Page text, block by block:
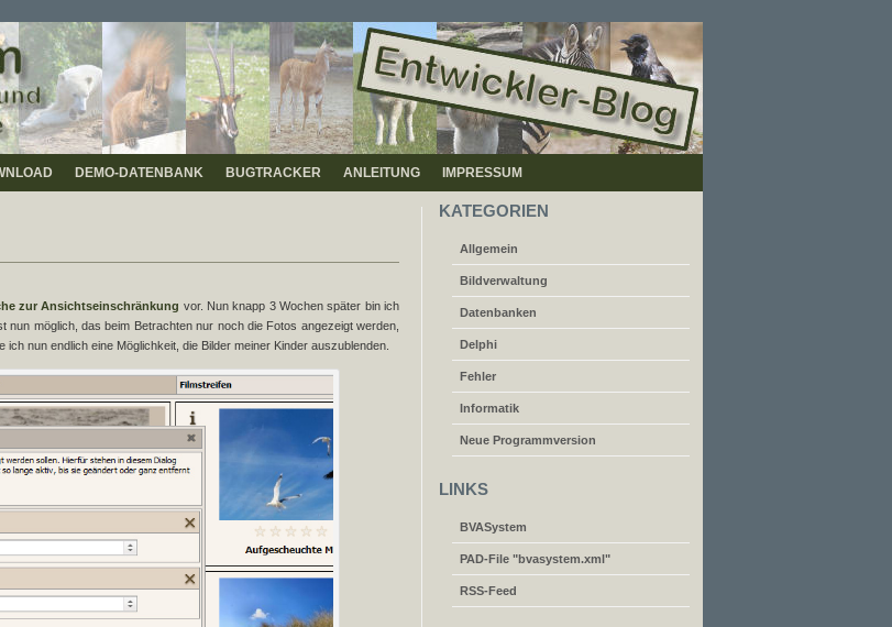
DEMO-DATENBANK BUGTRACKER ANLEITUNG IMPRESSUM
zur Ansichtseinschränkung vor. Nun knapp 3 Wochen später bin ich
möglich, das beim Betrachten nur noch die Fotos angezeigt werden,
nun endlich eine Möglichkeit, die Bilder meiner Kinder auszublenden.
KATEGORIEN
Allgemein
Bildverwaltung
Datenbanken
Delphi
Fehler
Informatik
Neue Programmversion
LINKS
BVASystem
PAD-File "bvasystem.xml"
RSS-Feed